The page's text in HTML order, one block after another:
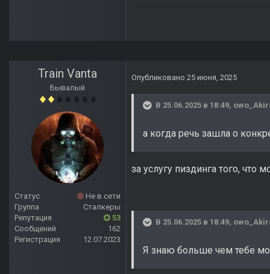
Train Vanta
Бывалый
Статус
Не в сети
Группа
Сталкеры
Репутация
53
Сообщений
162
Регистрация
12.07.2023
Опубликовано 25 июня, 2025
В 25.06.2025 в 18:49,
а когда речь зашла о
за услугу пиздинга того, что
В 25.06.2025 в 18:49,
Я знаю больше чем тебе